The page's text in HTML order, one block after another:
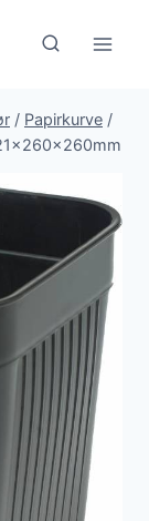
/ Papirkurve /